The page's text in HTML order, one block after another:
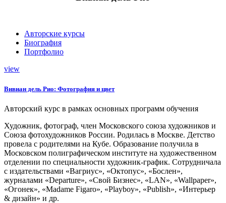
Авторские курсы
Биография
Портфолио
view
Вивиан дель Рио: Фотография и цвет
Авторский курс в рамках основных программ обучения
Художник, фотограф, член Московского союза художников и
Союза фотохудожников России. Родилась в Москве. Детство
провела с родителями на Кубе. Образование получила в
Московском полиграфическом институте на художественном
отделении по специальности художник-график. Сотрудничала
с издательствами «Вагриус», «Октопус», «Бослен»,
журналами «Departure», «Свой Бизнес», «LAN», «Wallpaper»,
«Огонек», «Madame Figaro», «Playboy», «Publish», «Интерьер
& дизайн» и др.